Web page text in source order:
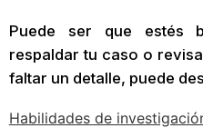
Puede ser que estés
respaldar tu caso o
faltar un detalle, puede
Habilidades de